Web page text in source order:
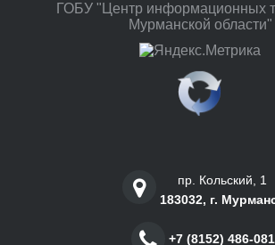
ГОБУ "Центр информационных
Мурманской области"
пр. Кольский, 1
183032, г.
+7 (8152) 486-081